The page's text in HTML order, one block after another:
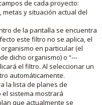
de cada proyecto:
y situación actual del
de la pantalla se encuentra
este filtro no se aplica, el
en particular (el
dicho organismo) o “---
el filtro. Al seleccionar un
automáticamente.
la lista de planes de
sistema mostrará
que actualmente se